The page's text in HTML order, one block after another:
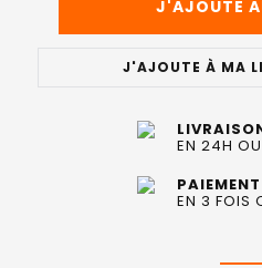
J'AJOUTE À MA
EN 24H
EN 3 FOIS